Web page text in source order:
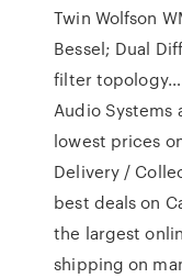
Twin Wolfson
Bessel; Dual
filter topology…
Audio Systems
lowest prices
Delivery /
best deals on
the largest
shipping on